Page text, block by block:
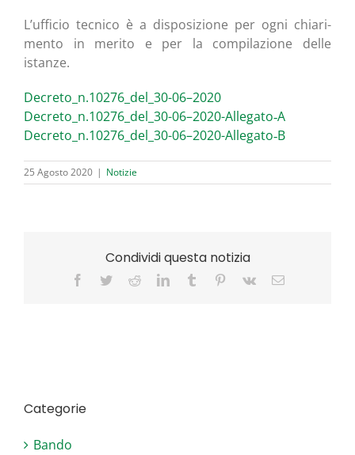
L’ufficio tec­ni­co è a dispo­si­zio­ne per ogni chia­ri­
men­to in meri­to e per la com­pi­la­zio­ne del­le
istanze.
Decreto_n.10276_del_30-06–2020
Decreto_n.10276_del_30-06–2020-Allegato‑A
Decreto_n.10276_del_30-06–2020-Allegato‑B
25 Agosto 2020 | Notizie
Condividi questa notizia
Facebook
TwitterRedditLinkedInTumblr Pinterest
Vk Email
Categorie
Bando